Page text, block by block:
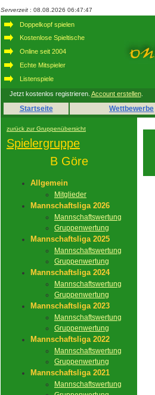
Serverzeit : 08.08.2026 06:47:47
Doppelkopf spielen
Kostenlose Spieltische
Online seit 2004
Echte Mitspieler
Listenspiele
Jetzt kostenlos registrieren. Account erstellen.
Startseite Wettbewerbe
zurück zur Gruppenübersicht
Spielergruppe
B Göre
Allgemein
Mitglieder
Mannschaftsliga 2026
Mannschaftswertung
Gruppenwertung
Mannschaftsliga 2025
Mannschaftswertung
Gruppenwertung
Mannschaftsliga 2024
Mannschaftswertung
Gruppenwertung
Mannschaftsliga 2023
Mannschaftswertung
Gruppenwertung
Mannschaftsliga 2022
Mannschaftswertung
Gruppenwertung
Mannschaftsliga 2021
Mannschaftswertung